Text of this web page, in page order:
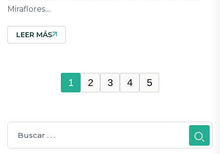
Miraflores....
LEER MÁS
1 2 3 4 5